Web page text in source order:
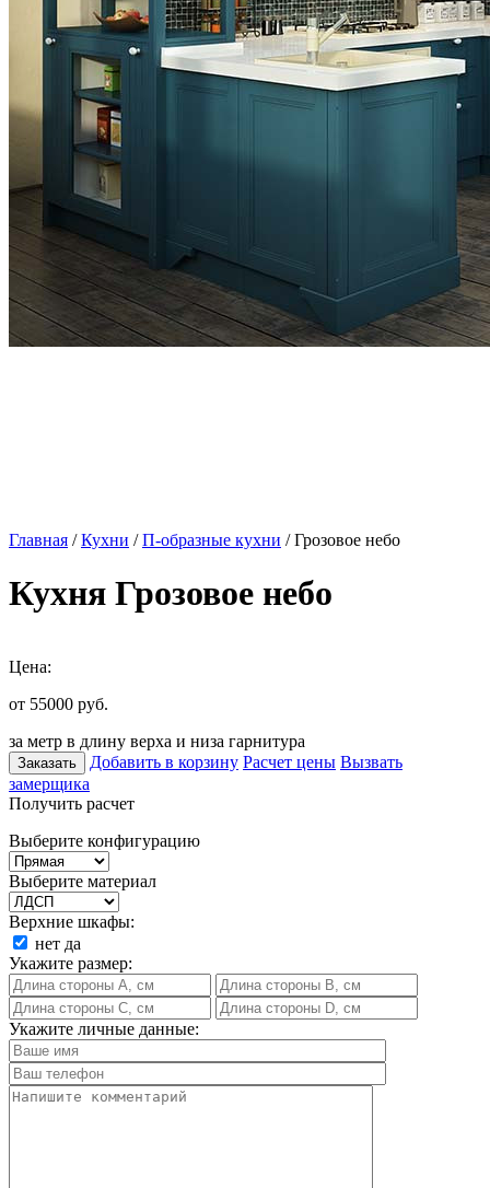
Главная /Кухни /П-образные кухни / Грозовое небо
Кухня Грозовое небо
Цена:
от 55000 руб.
за метр в длину верха и низа гарнитура
Заказать Добавить в корзину Расчет цены Вызвать
замерщика
Получить расчет
Выберите конфигурацию
Выберите материал
Верхние шкафы:
нет да
Укажите размер:
Укажите личные данные: